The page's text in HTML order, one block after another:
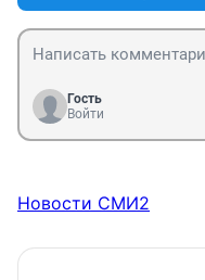
Гость
Войти
Новости СМИ2